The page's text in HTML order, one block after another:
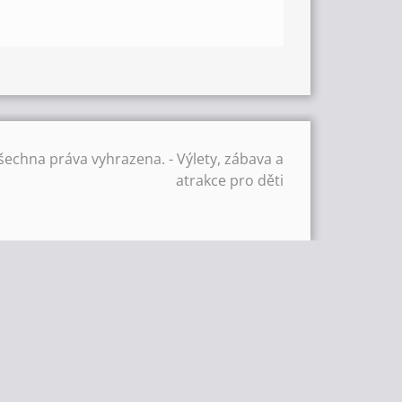
práva vyhrazena. - Výlety, zábava a
atrakce pro děti